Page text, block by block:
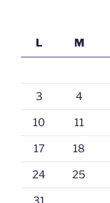
L
M
3 4
10 11
17 18
24 25